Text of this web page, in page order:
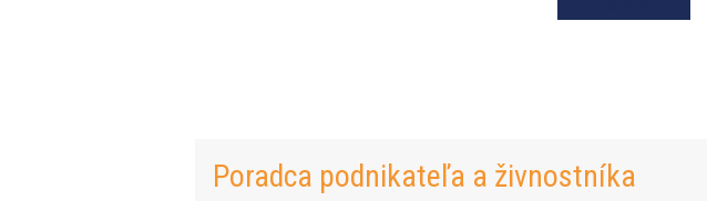
Poradca podnikateľa a živnostníka